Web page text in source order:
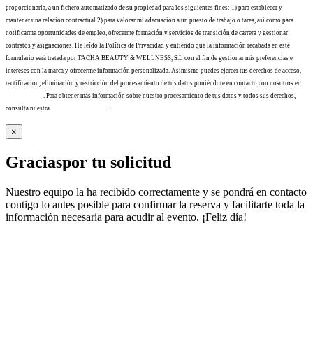
proporcionarla, a un fichero automatizado de su propiedad para los siguientes fines: 1) para establecer y
mantener una relación contractual 2) para valorar mi adecuación a un puesto de trabajo o tarea, así como para
notificarme oportunidades de empleo, ofrecerme formación y servicios de transición de carrera y gestionar
contratos y asignaciones. He leído la Política de Privacidad y entiendo que la información recabada en este
formulario será tratada por TACHA BEAUTY & WELLNESS, S.L con el fin de gestionar mis preferencias e
intereses con la marca y ofrecerme información personalizada. Asimismo puedes ejercer tus derechos de acceso,
rectificación, eliminación y restricción del procesamiento de tus datos poniéndote en contacto con nosotros en
. Para obtener más información sobre nuestro procesamiento de tus datos y todos sus derechos,
consulta nuestra
×
Graciaspor tu solicitud
Nuestro equipo la ha recibido correctamente y se pondrá en contacto
contigo lo antes posible para confirmar la reserva y facilitarte toda la
información necesaria para acudir al evento. ¡Feliz día!